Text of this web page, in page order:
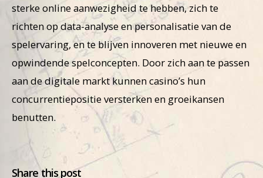
sterke online aanwezigheid te hebben, zich te
richten op data-analyse en personalisatie van de
spelervaring, en te blijven innoveren met nieuwe en
opwindende spelconcepten. Door zich aan te passen
aan de digitale markt kunnen casino’s hun
concurrentiepositie versterken en groeikansen
benutten.
Share this post